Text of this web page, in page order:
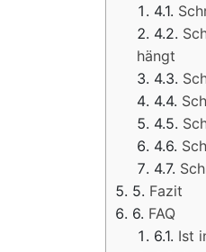
hängt
Fazit
FAQ
Ist